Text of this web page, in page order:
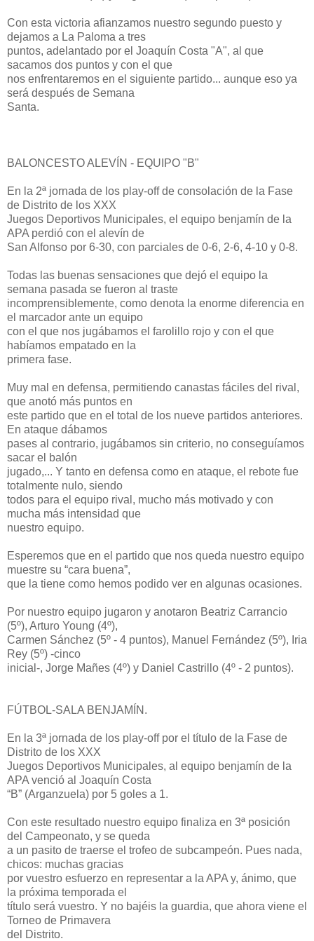
Con esta victoria afianzamos nuestro segundo puesto y
dejamos a La Paloma a tres
puntos, adelantado por el Joaquín Costa "A", al que
sacamos dos puntos y con el que
nos enfrentaremos en el siguiente partido... aunque eso ya
será después de Semana
Santa.
BALONCESTO ALEVÍN - EQUIPO "B"
En la 2ª jornada de los play-off de consolación de la Fase
de Distrito de los XXX
Juegos Deportivos Municipales, el equipo benjamín de la
APA perdió con el alevín de
San Alfonso por 6-30, con parciales de 0-6, 2-6, 4-10 y 0-8.
Todas las buenas sensaciones que dejó el equipo la
semana pasada se fueron al traste
incomprensiblemente, como denota la enorme diferencia en
el marcador ante un equipo
con el que nos jugábamos el farolillo rojo y con el que
habíamos empatado en la
primera fase.
Muy mal en defensa, permitiendo canastas fáciles del rival,
que anotó más puntos en
este partido que en el total de los nueve partidos anteriores.
En ataque dábamos
pases al contrario, jugábamos sin criterio, no conseguíamos
sacar el balón
jugado,... Y tanto en defensa como en ataque, el rebote fue
totalmente nulo, siendo
todos para el equipo rival, mucho más motivado y con
mucha más intensidad que
nuestro equipo.
Esperemos que en el partido que nos queda nuestro equipo
muestre su “cara buena”,
que la tiene como hemos podido ver en algunas ocasiones.
Por nuestro equipo jugaron y anotaron Beatriz Carrancio
(5º), Arturo Young (4º),
Carmen Sánchez (5º - 4 puntos), Manuel Fernández (5º), Iria
Rey (5º) -cinco
inicial-, Jorge Mañes (4º) y Daniel Castrillo (4º - 2 puntos).
FÚTBOL-SALA BENJAMÍN.
En la 3ª jornada de los play-off por el título de la Fase de
Distrito de los XXX
Juegos Deportivos Municipales, al equipo benjamín de la
APA venció al Joaquín Costa
“B” (Arganzuela) por 5 goles a 1.
Con este resultado nuestro equipo finaliza en 3ª posición
del Campeonato, y se queda
a un pasito de traerse el trofeo de subcampeón. Pues nada,
chicos: muchas gracias
por vuestro esfuerzo en representar a la APA y, ánimo, que
la próxima temporada el
título será vuestro. Y no bajéis la guardia, que ahora viene el
Torneo de Primavera
del Distrito.